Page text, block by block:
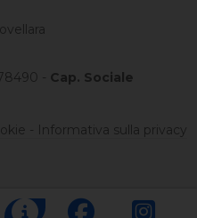
- Cap. Sociale
- Informativa sulla privacy